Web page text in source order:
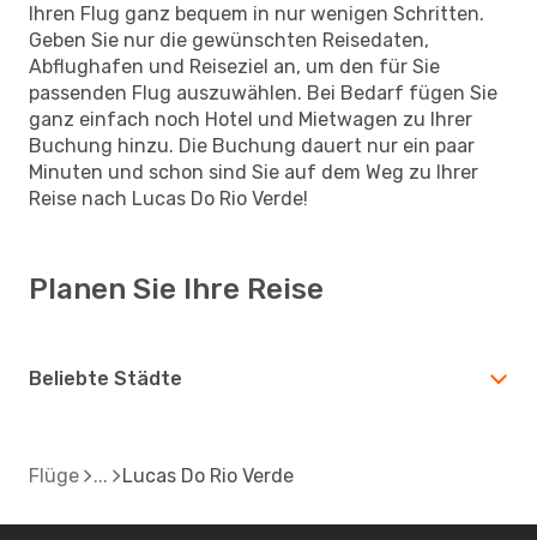
Ihren Flug ganz bequem in nur wenigen Schritten.
Geben Sie nur die gewünschten Reisedaten,
Abflughafen und Reiseziel an, um den für Sie
passenden Flug auszuwählen. Bei Bedarf fügen Sie
ganz einfach noch Hotel und Mietwagen zu Ihrer
Buchung hinzu. Die Buchung dauert nur ein paar
Minuten und schon sind Sie auf dem Weg zu Ihrer
Reise nach Lucas Do Rio Verde!
Planen Sie Ihre Reise
Beliebte Städte
Flüge Lucas Do Rio Verde